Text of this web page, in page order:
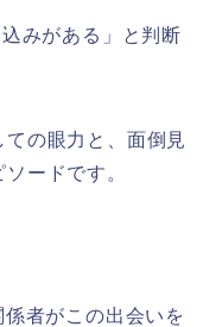
みがある」と判断
の眼力と、面倒見
ードです。
者がこの出会いを